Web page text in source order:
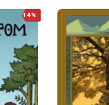
14%